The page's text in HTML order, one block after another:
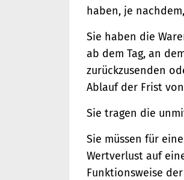
haben, je
Sie haben die
ab dem Tag, an
zurückzusenden
Ablauf der Frist
Sie tragen die
Sie müssen für
Wertverlust auf
Funktionsweise